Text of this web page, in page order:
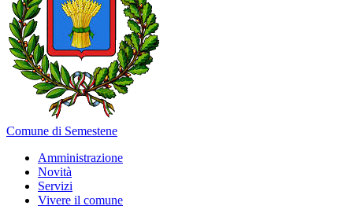
Comune di Semestene
Amministrazione
Novità
Servizi
Vivere il comune